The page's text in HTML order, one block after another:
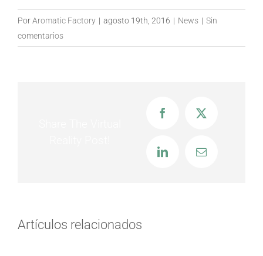
PorAromatic Factory | agosto 19th, 2016 | News | Sin
comentarios
FacebookX
LinkedInCorreo
Artículos relacionados